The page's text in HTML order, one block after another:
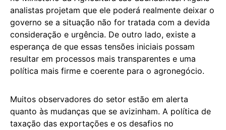
analistas projetam que ele poderá realmente deixar o
governo se a situação não for tratada com a devida
consideração e urgência. De outro lado, existe a
esperança de que essas tensões iniciais possam
resultar em processos mais transparentes e uma
política mais firme e coerente para o agronegócio.
Muitos observadores do setor estão em alerta
quanto às mudanças que se avizinham. A política de
taxação das exportações e os desafios no